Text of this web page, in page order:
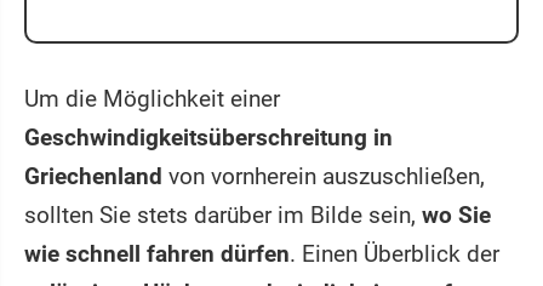
Um die Möglichkeit einer
Geschwindigkeitsüberschreitung in
Griechenland von vornherein auszuschließen,
sollten Sie stets darüber im Bilde sein, wo Sie
wie schnell fahren dürfen. Einen Überblick der